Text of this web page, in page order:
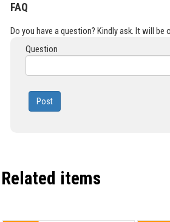
FAQ
Do you have a question? Kindly ask. It will be
Question
Post
Related items